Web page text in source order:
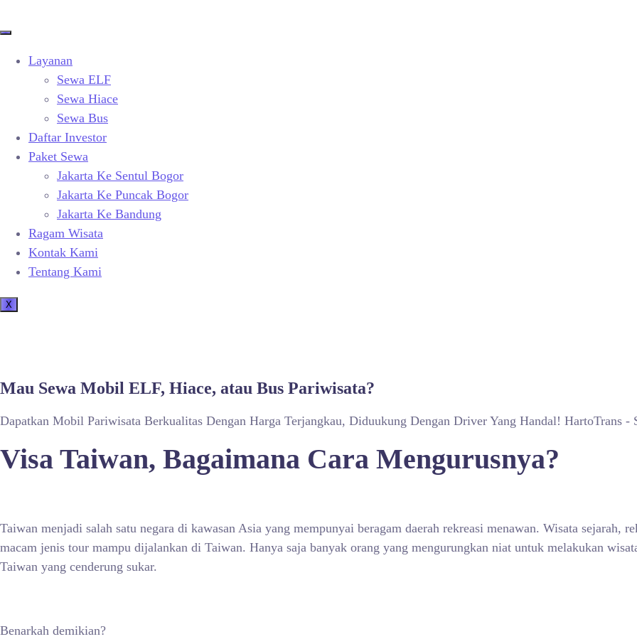
Layanan
Sewa ELF
Sewa Hiace
Sewa Bus
Daftar Investor
Paket Sewa
Jakarta Ke Sentul Bogor
Jakarta Ke Puncak Bogor
Jakarta Ke Bandung
Ragam Wisata
Kontak Kami
Tentang Kami
X
Mau Sewa Mobil ELF, Hiace, atau Bus Pariwisata?
Dapatkan Mobil Pariwisata Berkualitas Dengan Harga Terjangkau, Diduukung Dengan Driver Yang Handal! HartoTrans -
Visa Taiwan, Bagaimana Cara Mengurusnya?
Taiwan menjadi salah satu negara di kawasan Asia yang mempunyai beragam daerah rekreasi menawan. Wisata sejarah,
macam jenis tour mampu dijalankan di Taiwan. Hanya saja banyak orang yang mengurungkan niat untuk melakukan
Taiwan yang cenderung sukar.
Benarkah demikian?